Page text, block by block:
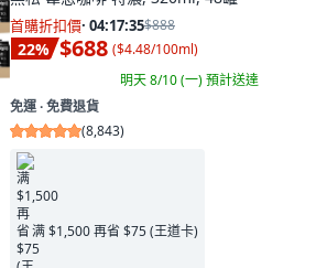
首購折扣價· 04:17:34$888
22% $688 ($4.48/100ml)
明天 8/10 (一)預計送達
免運 ∙ 免費退貨
(8,843)
满 $1,500 再省 $75 (王道卡)